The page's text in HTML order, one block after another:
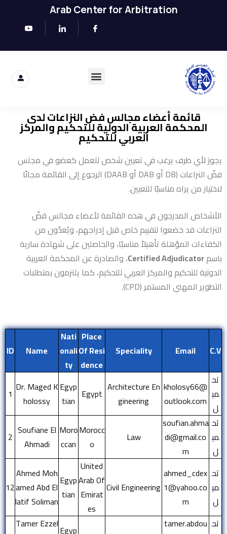
Arab Center for Arbitration
قائمة أعضاء مجالس فض النزاعات لدى
المحكمة العربية الدولية للتحكيم والمركز
العربي للتحكيم
يجوز لأي طرف يرغب في تعيين شخص للعمل كعضو في مجلس
فضّ النزاعات (DB أو DAB أو DAAB) الرجوع إلى القائمة مجانًا
لاختيار من يراه مناسبًا للتعيين.
الأشخاص المدرجون في هذه القائمة لأعضاء مجالس فضّ
النزاعات قد خضعوا لتقييم خاص قبل إدراجهم، ويُعدّون من
الكفاءات المؤهلة تأهيلاً مناسبًا، والحاصلين على شهادة سارية
باسمCertified Adjudicator، والصادرة عن المحكمة العربية
الدولية للتحكيم والمركز العربي للتحكيم، كما يلتزمون بمتطلبات
التطوير المهني المستمر (CPD).
C.V
Email
Speciality
Place
Of Resi
dence
Nati
onali
ty
Name
ID
تح
مي
ل
kholosy66@
outlook.com
Architecture En
gineering
Egypt
Egyp
tian
Dr. Maged K
holossy
1
تح
مي
ل
soufian.ahma
di@gmail.co
m
Law
Morocc
o
Moro
ccan
Soufiane El
Ahmadi
2
تح
مي
ل
ahmed_cdex
1@yahoo.co
m
Civil Engineering
United
Arab Of
Emirat
es
Egyp
tian
Ahmed Moh
amed Abd El
latif Soliman
12
تح tamer.abdou
Egyp
Tamer Ezzel